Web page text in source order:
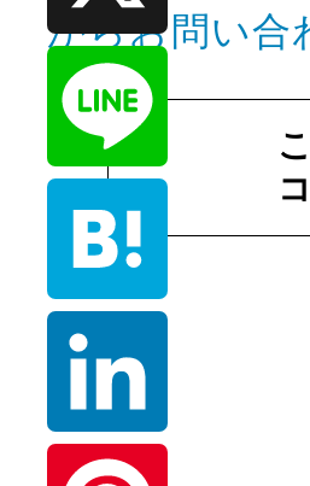
からお問い合
c
e
b
o
X
n H
t